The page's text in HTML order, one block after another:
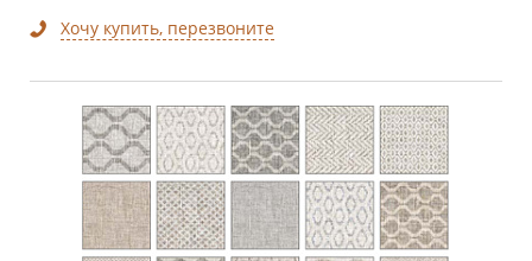
Хочу купить, перезвоните